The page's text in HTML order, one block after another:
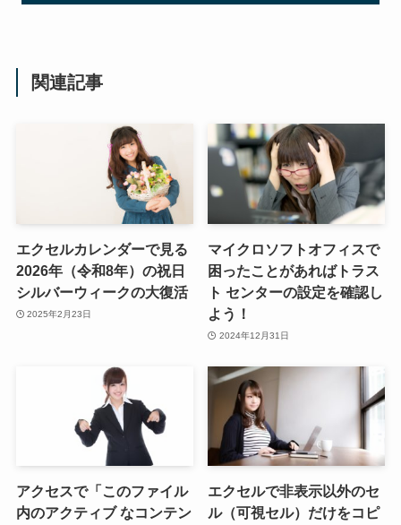
関連記事
エクセルカレンダーで見る
2026年（令和8年）の祝日
シルバーウィークの大復活
2025年2月23日
マイクロソフトオフィスで
困ったことがあればトラス
ト センターの設定を確認し
よう！
2024年12月31日
アクセスで「このファイル
内のアクティブ なコンテン
エクセルで非表示以外のセ
ル（可視セル）だけをコピ